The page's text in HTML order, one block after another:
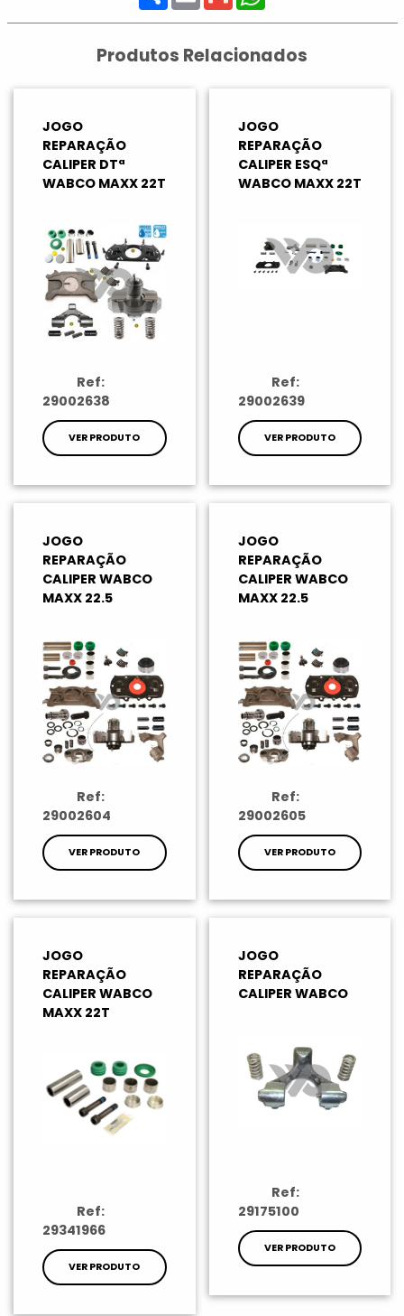
Produtos Relacionados
JOGO
REPARAÇÃO
CALIPER DTª
WABCO MAXX 22T
Ref:
29002638
VER PRODUTO
JOGO
REPARAÇÃO
CALIPER ESQª
WABCO MAXX 22T
Ref:
29002639
VER PRODUTO
JOGO
REPARAÇÃO
CALIPER WABCO
MAXX 22.5
Ref:
29002604
VER PRODUTO
JOGO
REPARAÇÃO
CALIPER WABCO
MAXX 22.5
Ref:
29002605
VER PRODUTO
JOGO
REPARAÇÃO
CALIPER WABCO
MAXX 22T
Ref:
29341966
VER PRODUTO
JOGO
REPARAÇÃO
CALIPER WABCO
Ref:
29175100
VER PRODUTO